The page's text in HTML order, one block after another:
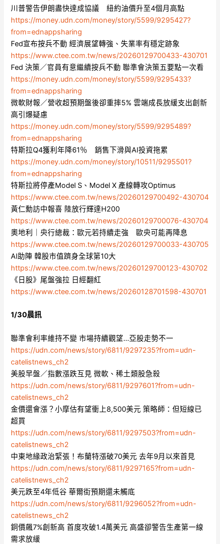
川普警告伊朗盡快達成協議 紐約油價升至4個月高點
https://money.udn.com/money/story/5599/9295427?
from=ednappsharing
Fed宣布按兵不動 經濟展望轉強、失業率有穩定跡象
https://www.ctee.com.tw/news/20260129700433-430701
Fed 決策／官員有意繼續按兵不動 聯準會決策五要點一次看
https://money.udn.com/money/story/5599/9295433?
from=ednappsharing
微軟財報／營收超預期盤後卻重摔5% 雲端成長放緩支出創新
高引爆疑慮
https://money.udn.com/money/story/5599/9295489?
from=ednappsharing
特斯拉Q4獲利年降61％ 銷售下滑與AI投資拖累
https://money.udn.com/money/story/10511/9295501?
from=ednappsharing
特斯拉將停產Model S、Model X 產線轉攻Optimus
https://www.ctee.com.tw/news/20260129700492-430704
黃仁勳訪中報喜 陸放行輝達H200
https://www.ctee.com.tw/news/20260129700076-430704
奧地利｜央行總裁：歐元若持續走強 歐央可能再降息
https://www.ctee.com.tw/news/20260129700033-430705
AI助陣 韓股市值躋身全球第10大
https://www.ctee.com.tw/news/20260129700123-430702
《日股》尾盤強拉 日經翻紅
https://www.ctee.com.tw/news/20260128701598-430701
1/30晨訊
聯準會利率維持不變 市場持續觀望…亞股走勢不一
https://udn.com/news/story/6811/9297235?from=udn-
catelistnews_ch2
美股早盤／指數漲跌互見 微軟、稀土類股急殺
https://udn.com/news/story/6811/9297601?from=udn-
catelistnews_ch2
金價還會漲？小摩估有望衝上8,500美元 策略師：但短線已
超買
https://udn.com/news/story/6811/9297503?from=udn-
catelistnews_ch2
中東地緣政治緊張！布蘭特漲破70美元 去年9月以來首見
https://udn.com/news/story/6811/9297165?from=udn-
catelistnews_ch2
美元跌至4年低谷 華爾街預期還未觸底
https://udn.com/news/story/6811/9296052?from=udn-
catelistnews_ch2
銅價飆7%創新高 首度攻破1.4萬美元 高盛卻警告生產第一線
需求放緩